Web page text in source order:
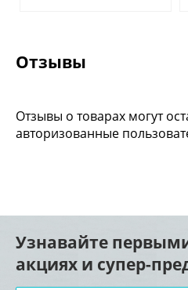
Отзывы
Отзывы о товарах могут
авторизованные
Узнавайте
акциях и супер-